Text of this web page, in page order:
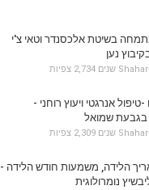
בשיטת אלכסנדר וטאי צ'י
נען
2,734 צפיות
-טיפול אנרגטי ויעוץ רוחני -
בגבעת שמואל
2,309 צפיות
הלידה, משמעות חודש הלידה -
נומרולוגית